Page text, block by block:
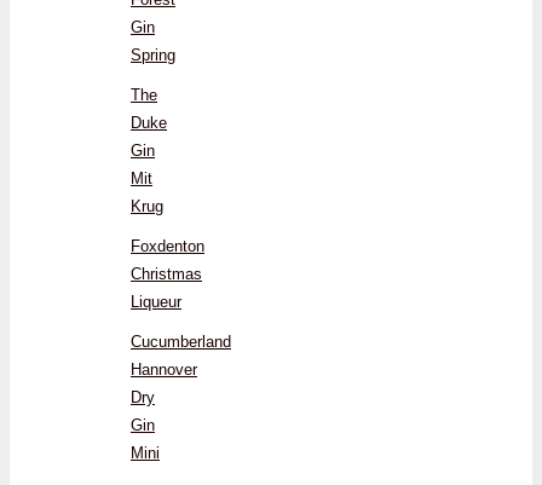
Gin
Spring
The
Duke
Gin
Mit
Krug
Foxdenton
Christmas
Liqueur
Cucumberland
Hannover
Dry
Gin
Mini